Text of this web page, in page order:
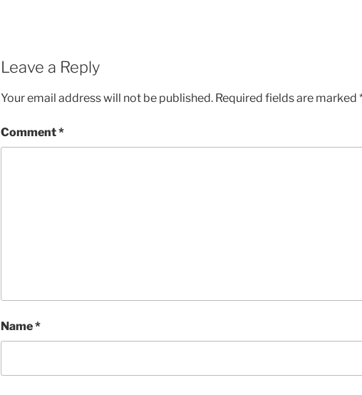
Leave a Reply
Your email address will not be published. Required fields are marked
Comment*
Name*